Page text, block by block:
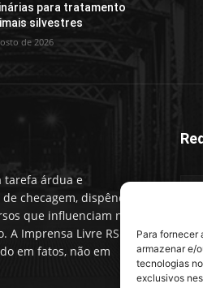
Para fornecer
armazenar e/
tecnologias
exclusivos
para tratamento
silvestres
de 2026
tarefa árdua e
checagem, dispêndio
que influenciam na
A Imprensa Livre RS faz
em fatos, não em